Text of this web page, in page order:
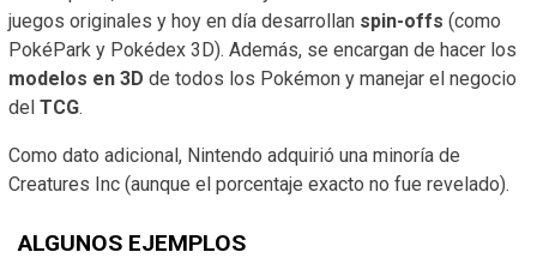
juegos originales y hoy en día desarrollan spin-offs (como
PokéPark y Pokédex 3D). Además, se encargan de hacer los
modelos en 3D de todos los Pokémon y manejar el negocio
del TCG.
Como dato adicional, Nintendo adquirió una minoría de
Creatures Inc (aunque el porcentaje exacto no fue revelado).
ALGUNOS EJEMPLOS